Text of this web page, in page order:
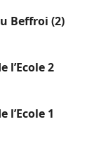
Beffroi (2)
l’Ecole 2
l’Ecole 1